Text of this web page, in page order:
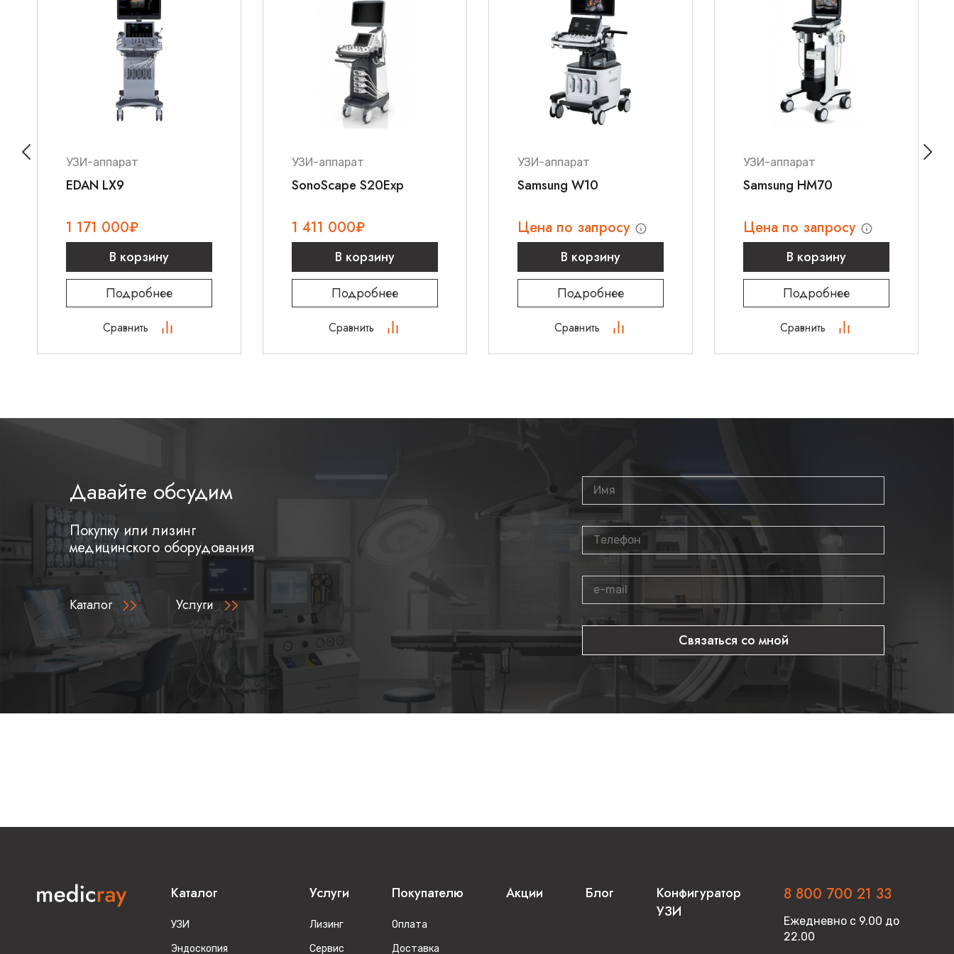
информации
Мультилучевое сложно-составное сканирование для
формирования высококачественных изображений
Комбинирование снимков с разных углов для повышения
контрастности
Эргономичный дизайн
Обучение персонала работе с системой
Полную гарантийную поддержку
Позвоните нам сейчас по номеру 8 800 700 21 33, чтобы получить
персональное коммерческое предложение на ультразвуковую систему
EDAN Acclarix AX8.
УЗИ-аппарат
EDAN LX9
1 171 000₽
В корзину
Подробнее
Сравнить
УЗИ-аппарат
SonoScape S20Exp
1 411 000₽
В корзину
Подробнее
Сравнить
УЗИ-аппарат
Samsung W10
Цена по запросу
В корзину
Подробнее
Сравнить
УЗИ-аппарат
Samsung HM70
Цена по запросу
В корзину
Подробнее
Сравнить
Давайте обсудим
Покупку или лизинг
медицинского оборудования
Каталог
Услуги
Связаться со мной
Каталог
УЗИ
Эндоскопия
Услуги
Лизинг
Сервис
Покупателю
Оплата
Доставка
Акции Блог
Конфигуратор
УЗИ
8 800 700 21 33
Ежедневно с 9.00 до
22.00